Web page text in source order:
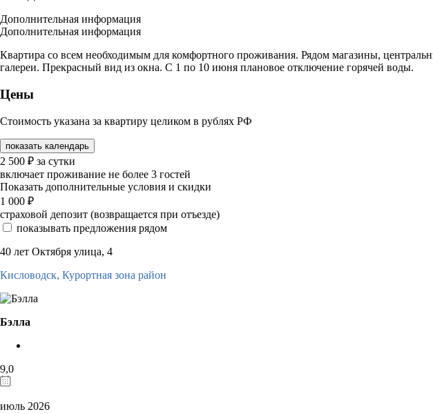
Дополнительная информация
Дополнительная информация
Квартира со всем необходимым для комфортного проживания. Рядом магазины,
галереи. Прекрасный вид из окна. С 1 по 10 июня плановое отключение горячей воды.
Цены
Стоимость указана за квартиру целиком в рублях РФ
показать календарь
2 500 ₽ за сутки
включает проживание не более 3 гостей
Показать дополнительные условия и скидки
1 000 ₽
страховой депозит (возвращается при отъезде)
показывать предложения рядом
40 лет Октября улица, 4
Кисловодск, Курортная зона район
Бэлла
9,0
июль 2026